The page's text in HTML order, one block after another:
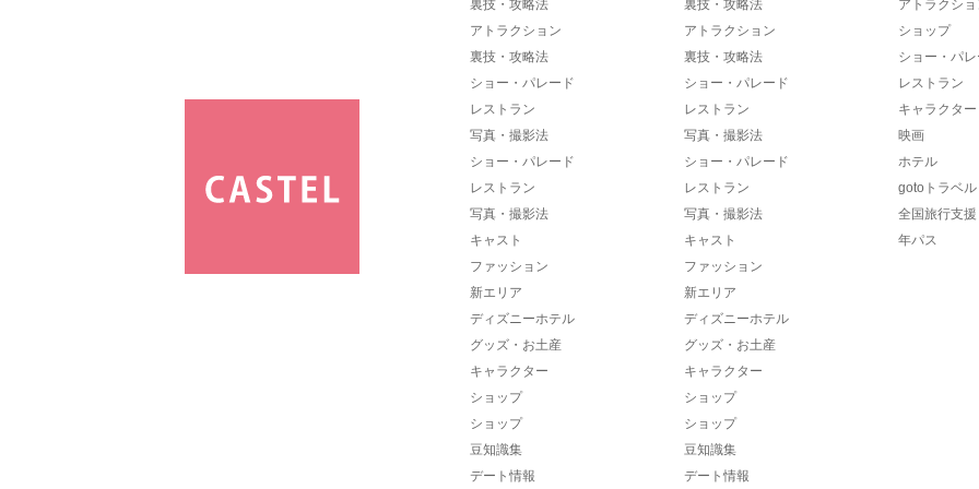
裏技・攻略法
アトラクション
裏技・攻略法
ショー・パレード
レストラン
写真・撮影法
ショー・パレード
レストラン
写真・撮影法
キャスト
ファッション
新エリア
ディズニーホテル
グッズ・お土産
キャラクター
ショップ
ショップ
豆知識集
デート情報
裏技・攻略法
アトラクション
裏技・攻略法
ショー・パレード
レストラン
写真・撮影法
ショー・パレード
レストラン
写真・撮影法
キャスト
ファッション
新エリア
ディズニーホテル
グッズ・お土産
キャラクター
ショップ
ショップ
豆知識集
デート情報
アトラクシ
ショップ
ショー・パ
レストラン
キャラクター
映画
ホテル
gotoトラベル
全国旅行支援
年パス